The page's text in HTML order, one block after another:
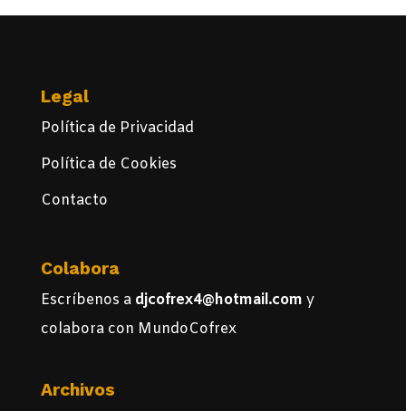
Legal
Política de Privacidad
Política de Cookies
Contacto
Colabora
Escríbenos a djcofrex4@hotmail.com y
colabora con MundoCofrex
Archivos